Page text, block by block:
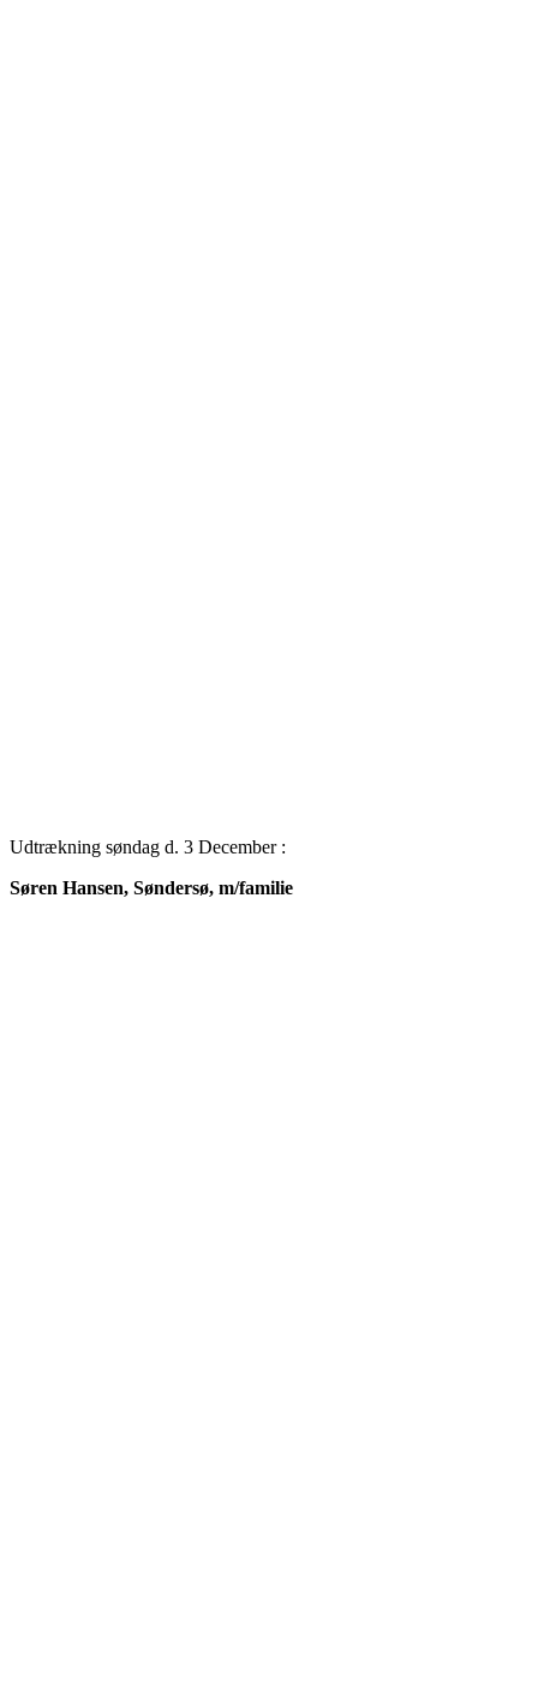
Udtrækning søndag d. 3 December :
Søren Hansen, Søndersø, m/familie